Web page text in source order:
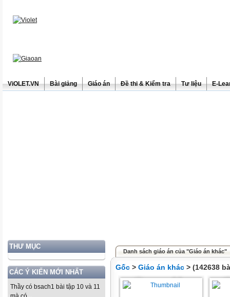
ViOLET.VN Bài giảng Giáo án Đề thi & Kiểm tra Tư liệu E-
THƯ MỤC
CÁC Ý KIẾN MỚI NHẤT
Thầy có bsach1 bài tập 10 và 11
Danh sách giáo án của "Giáo án khác"
Gốc > Giáo án khác > (142638